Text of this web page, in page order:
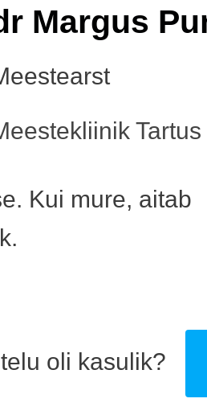
Margus
Kui mure, aitab
oli kasulik?